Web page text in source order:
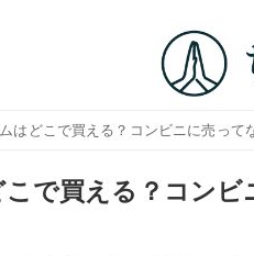
はどこで買える？コンビニに売って
で買える？コンビ